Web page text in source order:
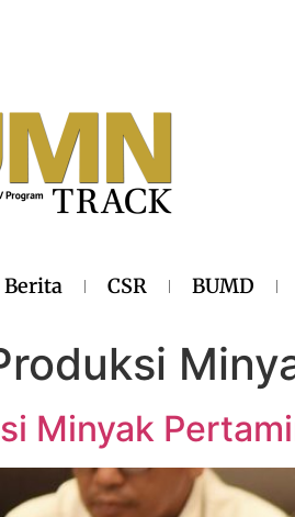
Berita CSR BUMD
Minyak